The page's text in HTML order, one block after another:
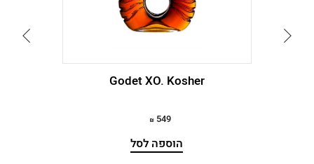
עבור
לתמונה
עבור
לתמונה
Godet XO. Kosher
549
הוספה לסל